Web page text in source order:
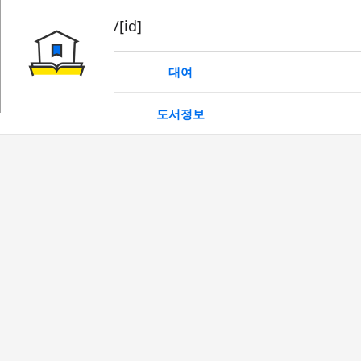
book/rent/[id]
대여
도서정보